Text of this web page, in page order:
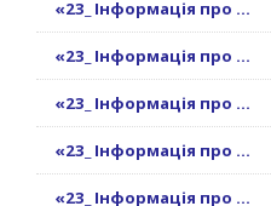
«23_ Інформація про ...
«23_ Інформація про ...
«23_ Інформація про ...
«23_ Інформація про ...
«23_ Інформація про ...